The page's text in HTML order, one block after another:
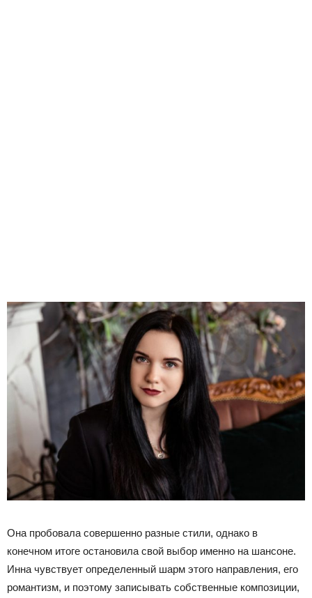
Она пробовала совершенно разные стили, однако в
конечном итоге остановила свой выбор именно на шансоне.
Инна чувствует определенный шарм этого направления, его
романтизм, и поэтому записывать собственные композиции,